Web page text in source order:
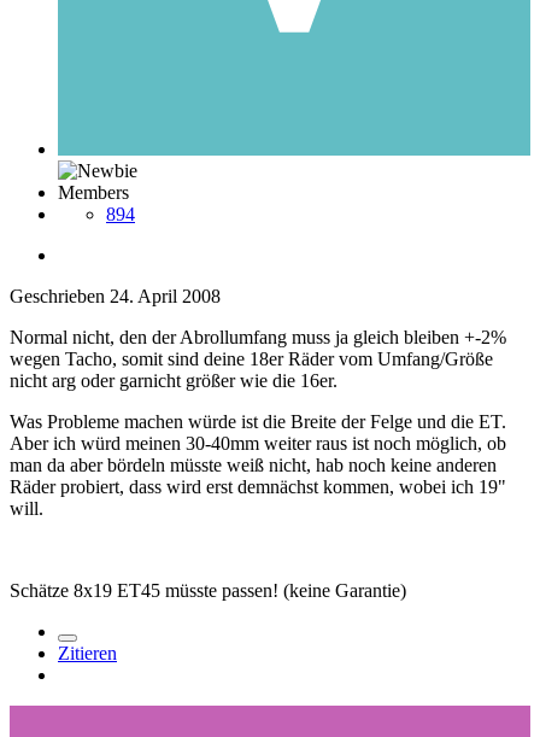
Members
894
Geschrieben 24. April 2008
Normal nicht, den der Abrollumfang muss ja gleich bleiben +-2%
wegen Tacho, somit sind deine 18er Räder vom Umfang/Größe
nicht arg oder garnicht größer wie die 16er.
Was Probleme machen würde ist die Breite der Felge und die ET.
Aber ich würd meinen 30-40mm weiter raus ist noch möglich, ob
man da aber bördeln müsste weiß nicht, hab noch keine anderen
Räder probiert, dass wird erst demnächst kommen, wobei ich 19"
will.
Schätze 8x19 ET45 müsste passen! (keine Garantie)
Zitieren